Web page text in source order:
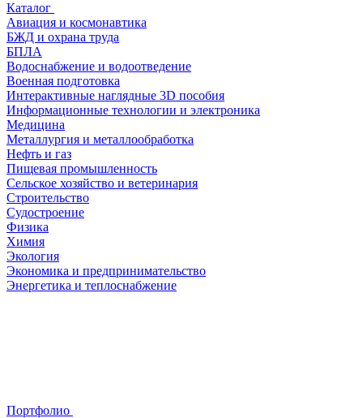
Каталог
Авиация и космонавтика
БЖД и охрана труда
БПЛА
Водоснабжение и водоотведение
Военная подготовка
Интерактивные наглядные 3D пособия
Информационные технологии и электроника
Медицина
Металлургия и металлообработка
Нефть и газ
Пищевая промышленность
Сельское хозяйство и ветеринария
Строительство
Судостроение
Физика
Химия
Экология
Экономика и предпринимательство
Энергетика и теплоснабжение
Портфолио